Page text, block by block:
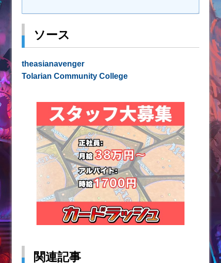
ソース
theasianavenger
Tolarian Community College
関連記事